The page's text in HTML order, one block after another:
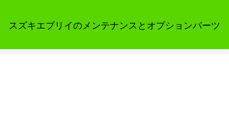
スズキエブリイのメンテナンスとオプションパーツ